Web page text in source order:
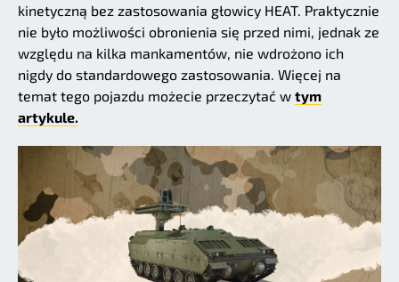
kinetyczną bez zastosowania głowicy HEAT. Praktycznie
nie było możliwości obronienia się przed nimi, jednak ze
względu na kilka mankamentów, nie wdrożono ich
nigdy do standardowego zastosowania. Więcej na
temat tego pojazdu możecie przeczytać w tym
artykule.